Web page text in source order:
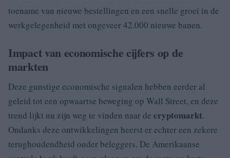
toename van nieuwe bestellingen en een snelle groei in de
werkgelegenheid met ongeveer 42.000 nieuwe banen.
Impact van economische cijfers op de
markten
Deze gunstige economische signalen hebben eerder al
geleid tot een opwaartse beweging op Wall Street, en deze
trend lijkt nu zijn weg te vinden naar de cryptomarkt.
Ondanks deze ontwikkelingen heerst er echter een zekere
terughoudendheid onder beleggers. De Amerikaanse